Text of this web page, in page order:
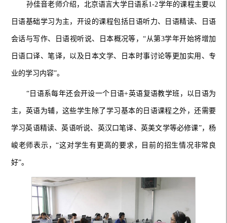
孙佳音老师介绍，北京语言大学日语系1-2学年的课程主要以
日语基础学习为主，开设的课程包括日语听力、日语精读、日语
会话与写作、日语视听说、日本概况等，“从第3学年开始将增加
日语口译、笔译，以及日本文学、日本时事讨论等更加实用、专
业的学习内容”。
“日语系每年还会开设一个日语+英语复语教学班，以日语为
主，英语为辅，这些学生除了学习基本的日语课程之外，还需要
学习英语精读、英语听说、英汉口笔译、英美文学等必修课”，杨
峻老师表示，“这对学生有更高的要求，目前的招生情况非常良
好”。